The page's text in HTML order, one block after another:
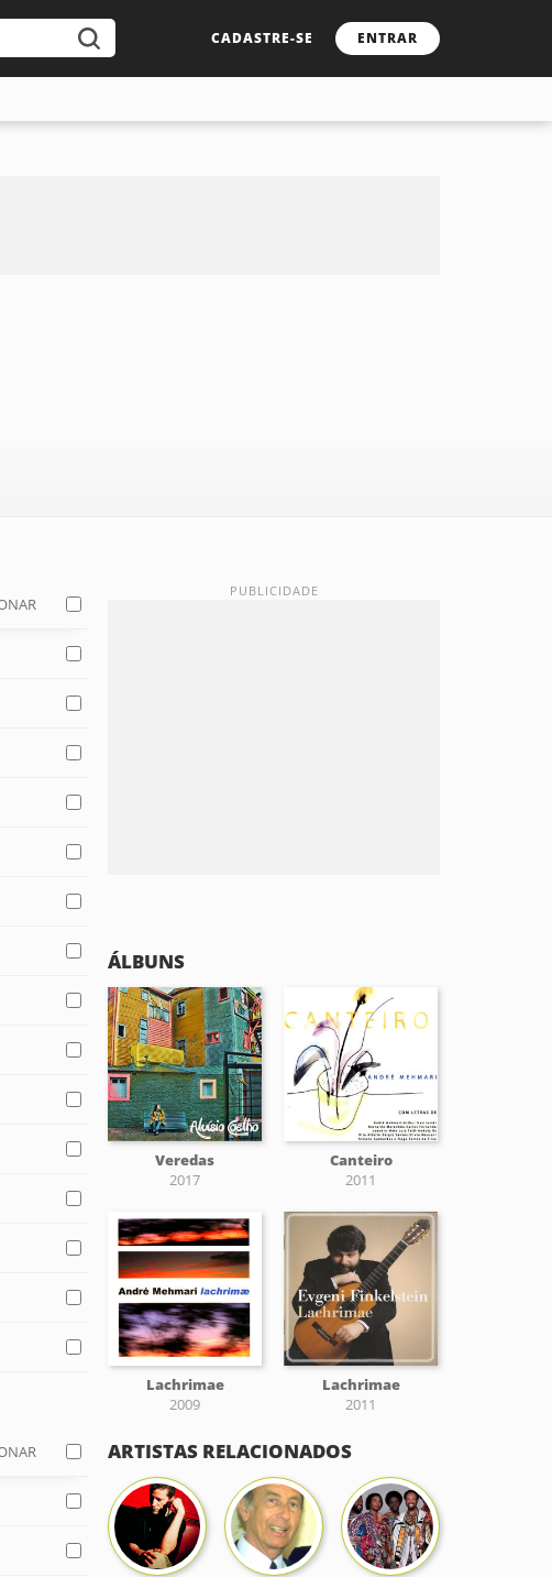
CADASTRE-SE ENTRAR
ÁLBUNS
Veredas
2017
Canteiro
2011
Lachrimae
2009
Lachrimae
2011
ARTISTAS RELACIONADOS